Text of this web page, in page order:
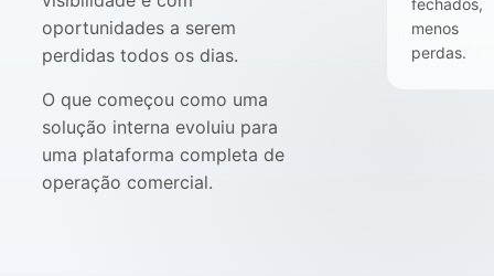
oportunidades a serem
perdidas todos os dias.
O que começou como uma
solução interna evoluiu para
uma plataforma completa de
operação comercial.
fechados,
menos
perdas.